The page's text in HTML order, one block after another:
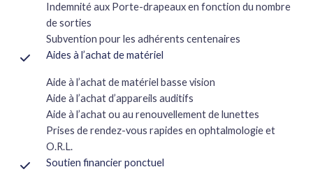
Indemnité aux Porte-drapeaux en fonction du nombre
de sorties
Subvention pour les adhérents centenaires
Aides à l’achat de matériel
Aide à l’achat de matériel basse vision
Aide à l’achat d’appareils auditifs
Aide à l’achat ou au renouvellement de lunettes
Prises de rendez-vous rapides en ophtalmologie et
O.R.L.
Soutien financier ponctuel